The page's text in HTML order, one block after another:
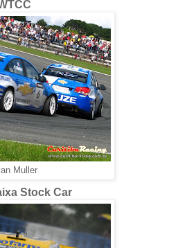
Muller
Stock Car